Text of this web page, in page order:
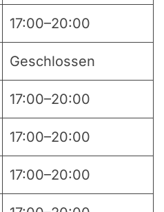
17:00–20:00
Geschlossen
17:00–20:00
17:00–20:00
17:00–20:00